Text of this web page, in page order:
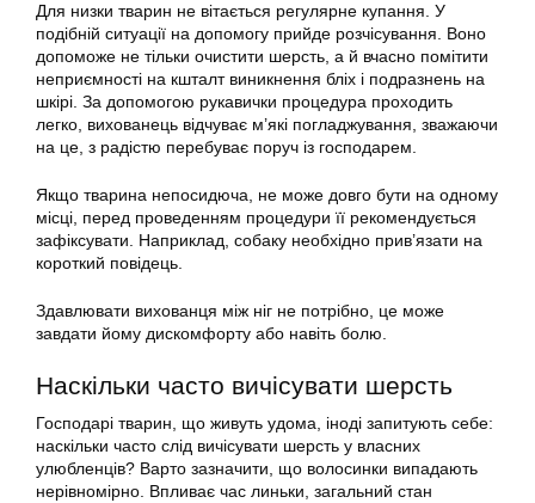
Для низки тварин не вітається регулярне купання. У
подібній ситуації на допомогу прийде розчісування. Воно
допоможе не тільки очистити шерсть, а й вчасно помітити
неприємності на кшталт виникнення бліх і подразнень на
шкірі. За допомогою рукавички процедура проходить
легко, вихованець відчуває м’які погладжування, зважаючи
на це, з радістю перебуває поруч із господарем.
Якщо тварина непосидюча, не може довго бути на одному
місці, перед проведенням процедури її рекомендується
зафіксувати. Наприклад, собаку необхідно прив’язати на
короткий повідець.
Здавлювати вихованця між ніг не потрібно, це може
завдати йому дискомфорту або навіть болю.
Наскільки часто вичісувати шерсть
Господарі тварин, що живуть удома, іноді запитують себе:
наскільки часто слід вичісувати шерсть у власних
улюбленців? Варто зазначити, що волосинки випадають
нерівномірно. Впливає час линьки, загальний стан